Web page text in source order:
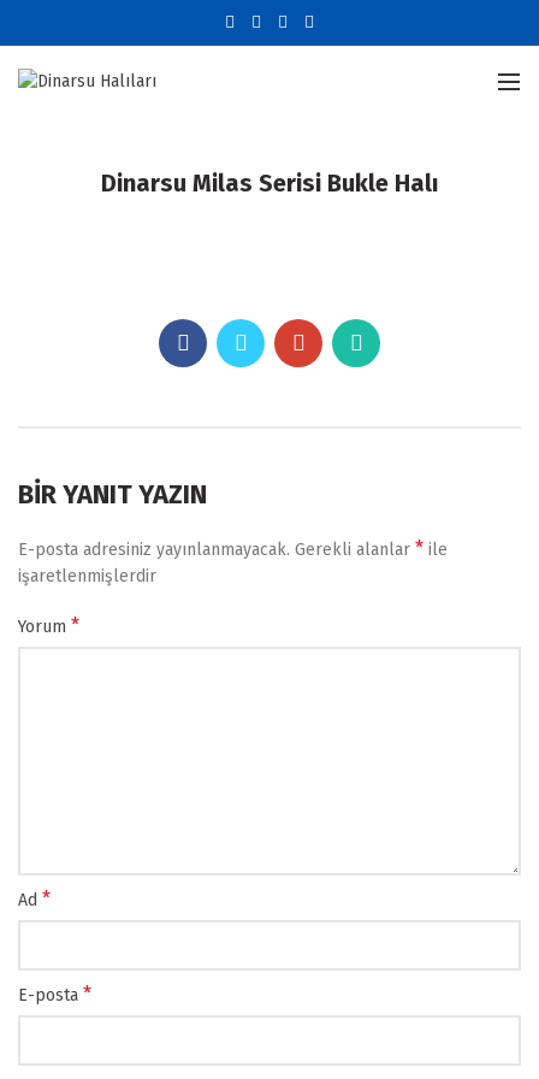
Dinarsu Milas Serisi Bukle Halı
BIR YANIT YAZIN
E-posta adresiniz yayınlanmayacak. Gerekli alanlar * ile
işaretlenmişlerdir
Yorum *
Ad *
E-posta *